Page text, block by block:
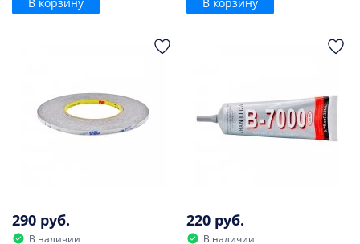
В корзину В корзину
290 руб.
В наличии
220 руб.
В наличии